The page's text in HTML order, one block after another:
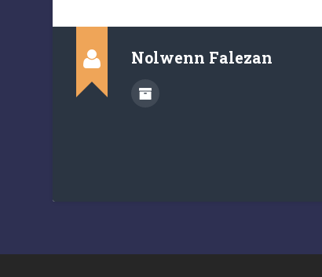
Nolwenn Falezan